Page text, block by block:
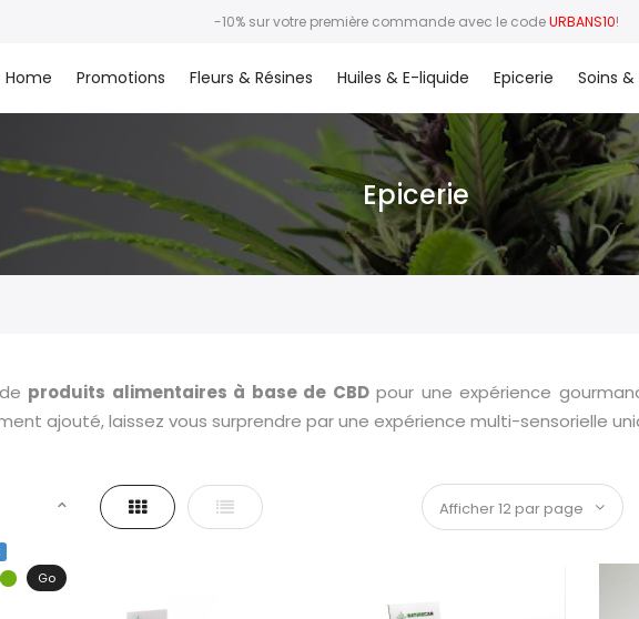
-10% sur votre première commande avec le codeURBANS10!
Home Promotions Fleurs & Résines Huiles & E-liquide Epicerie Soins
Epicerie
produits alimentaires à base de CBDpour une expérience
ajouté, laissez vous surprendre par une expérience multi-sensorielle
Grille Liste
Go